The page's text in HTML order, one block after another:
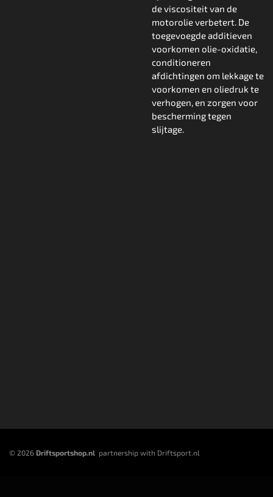
de viscositeit van de
motorolie verbetert. De
toegevoegde additieven
voorkomen olie-oxidatie,
conditioneren
afdichtingen om lekkage te
voorkomen en oliedruk te
verhogen, en zorgen voor
bescherming tegen
slijtage.
© 2026 Driftsportshop.nl partnership with Driftsport.nl